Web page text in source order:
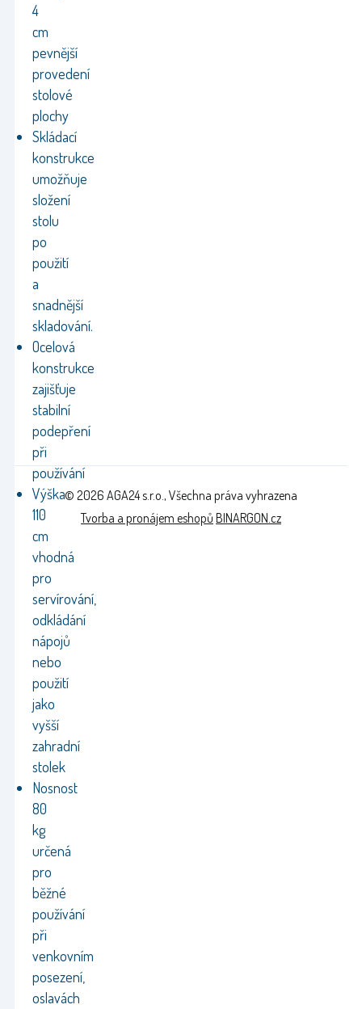
4
cm
pevnější
provedení
stolové
plochy
Skládací
konstrukce
umožňuje
složení
stolu
po
použití
a
snadnější
skladování.
Ocelová
konstrukce
zajišťuje
stabilní
podepření
při
používání
Výška
110
cm
vhodná
pro
servírování,
odkládání
nápojů
nebo
použití
jako
vyšší
zahradní
stolek
Nosnost
80
kg
určená
pro
běžné
používání
při
venkovním
posezení,
oslavách
© 2026 AGA24 s.r.o., Všechna práva vyhrazena
Tvorba a pronájem eshopů BINARGON.cz